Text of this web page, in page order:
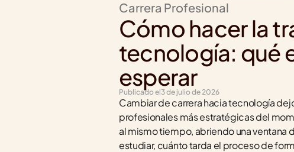
Carrera Profesional
Cómo hacer la
tecnología: qué
esperar
Publicado el3 de julio de 2026
Cambiar de carrera hacia tecnología
profesionales más estratégicas del
al mismo tiempo, abriendo una ventana
estudiar, cuánto tarda el proceso de